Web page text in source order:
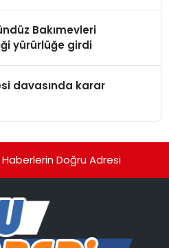
Bakımevleri
yürürlüğe girdi
davasında karar
Doğru Adresi